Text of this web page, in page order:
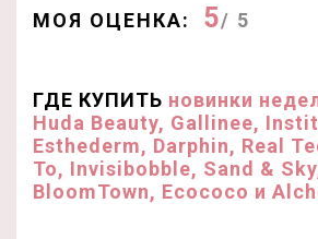
МОЯ ОЦЕНКА: 5/ 5
ГДЕ КУПИТЬ новинки
Huda Beauty, Gallinee,
Esthederm, Darphin, Real
To, Invisibobble, Sand &
BloomTown, Ecococo и